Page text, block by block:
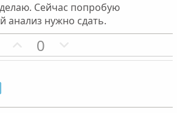
с с
Сейчас попробую
анализ нужно сдать.
П
о
т
0
е
т